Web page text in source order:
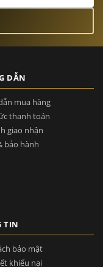
DẪN
mua hàng
thanh toán
giao nhận
bảo hành
TIN
bảo mật
khiếu nại